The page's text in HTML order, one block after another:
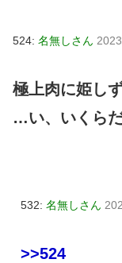
524: 名無しさん
極上肉に姫し
…い、いくら
532: 名無しさん
>>524